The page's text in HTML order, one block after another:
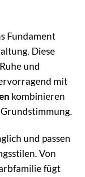
Fundament
Diese
und
mit
kombinieren
und passen
Von
fügt